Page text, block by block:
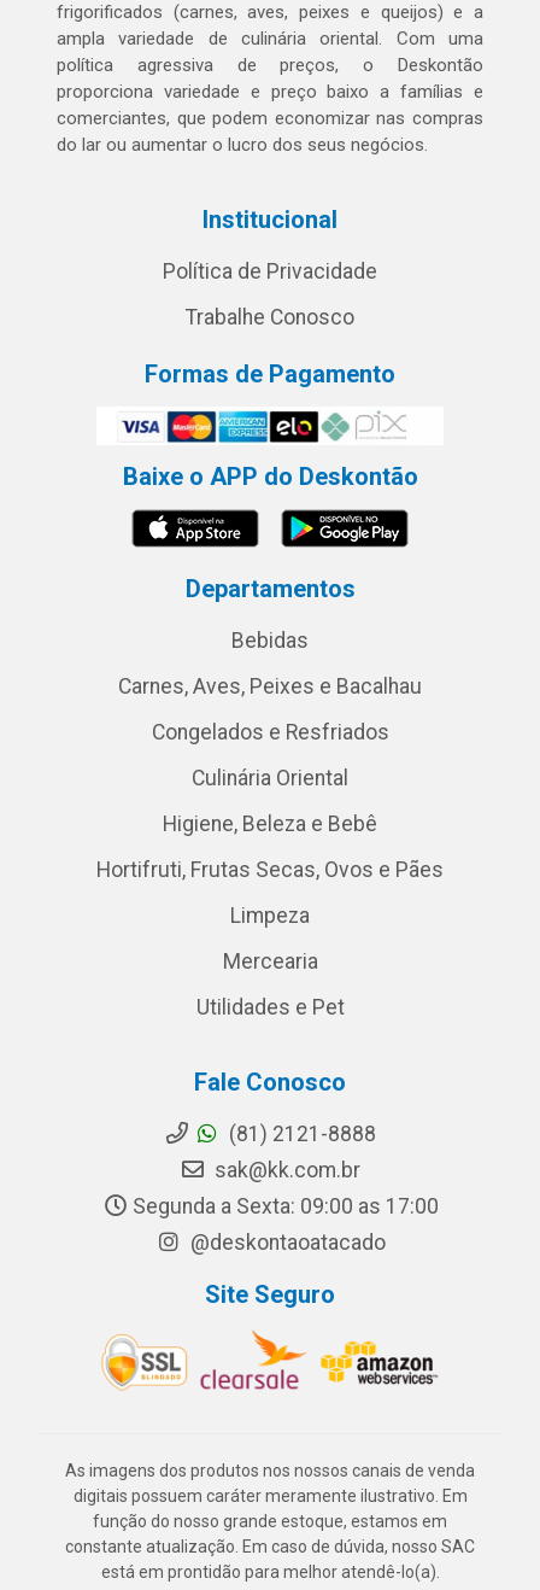
frigorificados (carnes, aves, peixes e queijos) e a
ampla variedade de culinária oriental. Com uma
política agressiva de preços, o Deskontão
proporciona variedade e preço baixo a famílias e
comerciantes, que podem economizar nas compras
do lar ou aumentar o lucro dos seus negócios.
Institucional
Política de Privacidade
Trabalhe Conosco
Formas de Pagamento
Baixe o APP do Deskontão
Departamentos
Bebidas
Carnes, Aves, Peixes e Bacalhau
Congelados e Resfriados
Culinária Oriental
Higiene, Beleza e Bebê
Hortifruti, Frutas Secas, Ovos e Pães
Limpeza
Mercearia
Utilidades e Pet
Fale Conosco
(81) 2121-8888
sak@kk.com.br
Segunda a Sexta: 09:00 as 17:00
@deskontaoatacado
Site Seguro
As imagens dos produtos nos nossos canais de venda
digitais possuem caráter meramente ilustrativo. Em
função do nosso grande estoque, estamos em
constante atualização. Em caso de dúvida, nosso SAC
está em prontidão para melhor atendê-lo(a).